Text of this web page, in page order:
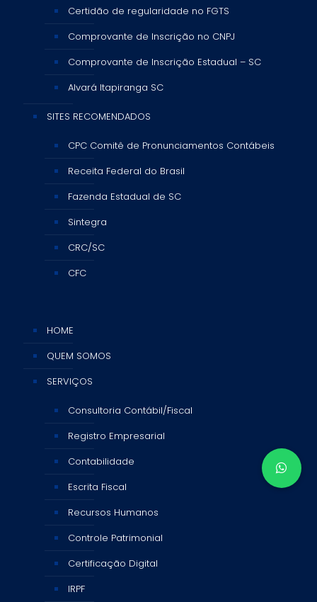
Certidão de regularidade no FGTS
Comprovante de Inscrição no CNPJ
Comprovante de Inscrição Estadual – SC
Alvará Itapiranga SC
SITES RECOMENDADOS
CPC Comitê de Pronunciamentos Contábeis
Receita Federal do Brasil
Fazenda Estadual de SC
Sintegra
CRC/SC
CFC
HOME
QUEM SOMOS
SERVIÇOS
Consultoria Contábil/Fiscal
Registro Empresarial
Contabilidade
Escrita Fiscal
Recursos Humanos
Controle Patrimonial
Certificação Digital
IRPF